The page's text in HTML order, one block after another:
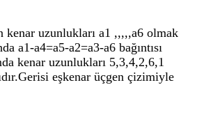
kenar uzunlukları a1 ,,,,,a6 olmak
a1-a4=a5-a2=a3-a6 bağıntısı
kenar uzunlukları 5,3,4,2,6,1
eşkenar üçgen çizimiyle